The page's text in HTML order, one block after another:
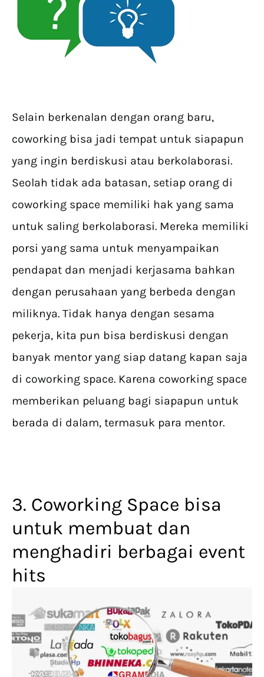
Selain berkenalan dengan orang baru,
coworking bisa jadi tempat untuk siapapun
yang ingin berdiskusi atau berkolaborasi.
Seolah tidak ada batasan, setiap orang di
coworking space memiliki hak yang sama
untuk saling berkolaborasi. Mereka memiliki
porsi yang sama untuk menyampaikan
pendapat dan menjadi kerjasama bahkan
dengan perusahaan yang berbeda dengan
miliknya. Tidak hanya dengan sesama
pekerja, kita pun bisa berdiskusi dengan
banyak mentor yang siap datang kapan saja
di coworking space. Karena coworking space
memberikan peluang bagi siapapun untuk
berada di dalam, termasuk para mentor.
3. Coworking Space bisa
untuk membuat dan
menghadiri berbagai event
hits